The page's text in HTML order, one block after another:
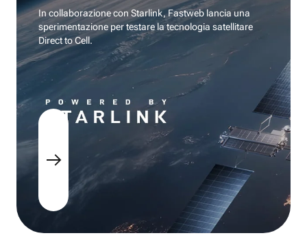
In collaborazione con Starlink, Fastweb lancia una
sperimentazione per testare la tecnologia satellitare
Direct to Cell.